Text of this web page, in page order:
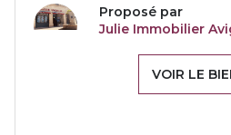
Proposé par
Julie Immobilier
VOIR LE